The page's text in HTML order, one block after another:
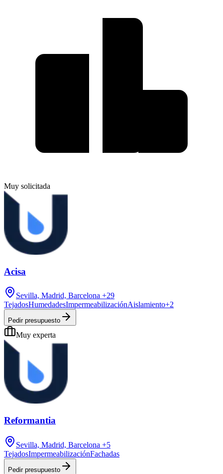
Muy solicitada
Acisa
Sevilla, Madrid, Barcelona +29
TejadosHumedadesImpermeabilizaciónAislamiento+2
Pedir presupuesto
Muy experta
Reformantia
Sevilla, Madrid, Barcelona +5
TejadosImpermeabilizaciónFachadas
Pedir presupuesto